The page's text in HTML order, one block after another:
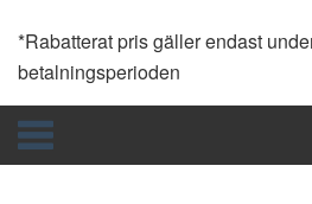
*Rabatterat pris gäller endast
betalningsperioden